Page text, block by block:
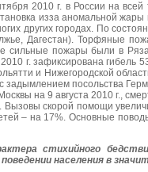
2010 г. в России на
из­за аномальной
других городах. По
Дагестан). Торфяные
сильные пожары были в
г. зафиксирована
и Нижегородской
задымлением посольства
на 9 августа 2010 г.,
Вызовы скорой помощи
– на 17%. Основные
стихийного
населения в